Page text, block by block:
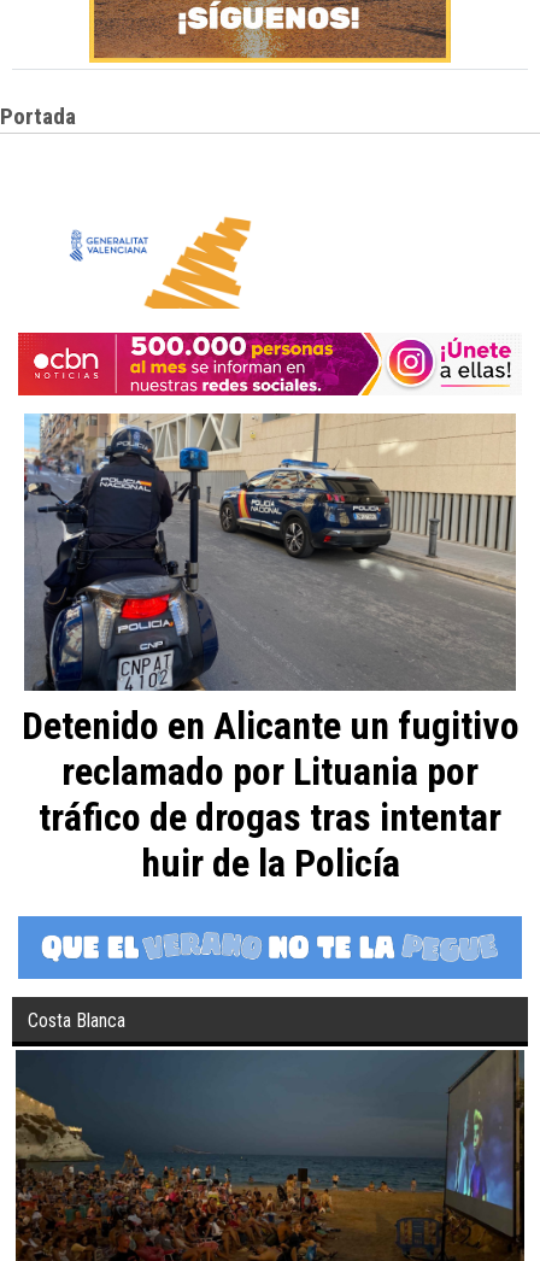
Portada
Detenido en Alicante un fugitivo
reclamado por Lituania por
tráfico de drogas tras intentar
huir de la Policía
Costa Blanca